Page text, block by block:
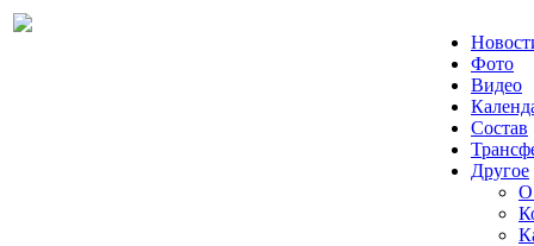
Фото
Видео
Состав
Другое
О